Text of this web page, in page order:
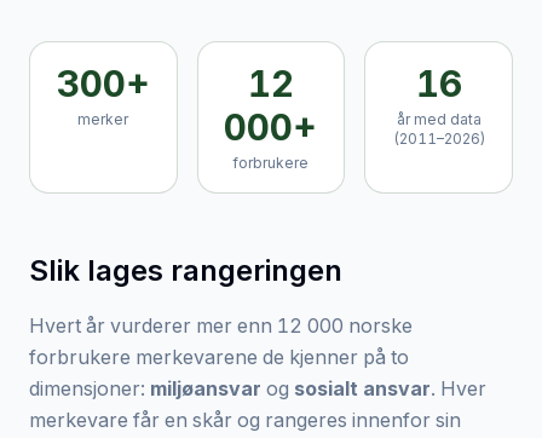
300+
merker
12
000+
forbrukere
16
år med data
(2011–2026)
Slik lages rangeringen
Hvert år vurderer mer enn 12 000 norske
forbrukere merkevarene de kjenner på to
dimensjoner: miljøansvar og sosialt ansvar. Hver
merkevare får en skår og rangeres innenfor sin